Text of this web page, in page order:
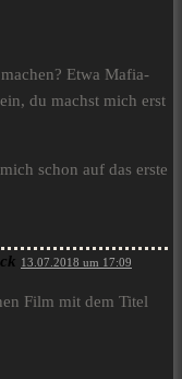
Etwa Mafia-
du machst mich erst
schon auf das erste
13.07.2018 um 17:09
Film mit dem Titel